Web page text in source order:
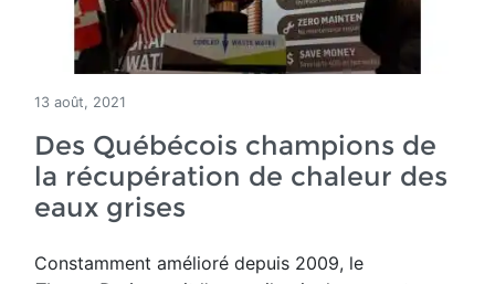
13 août, 2021
Des Québécois champions de
la récupération de chaleur des
eaux grises
Constamment amélioré depuis 2009, le